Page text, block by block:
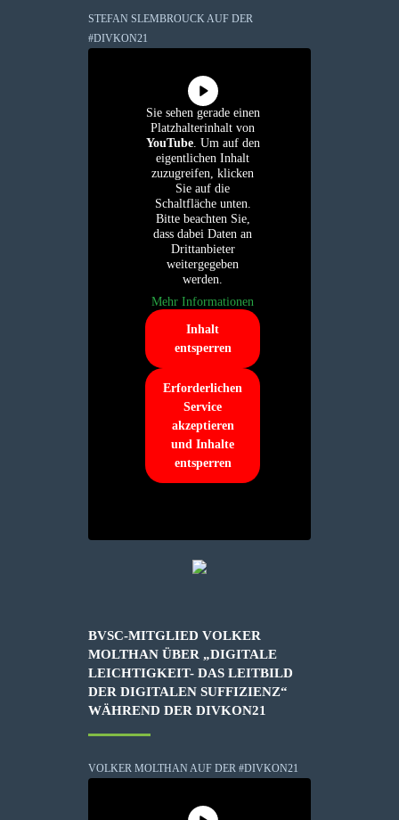
STEFAN SLEMBROUCK AUF DER
#DIVKON21
Sie sehen gerade einen
Platzhalterinhalt von
YouTube. Um auf den
eigentlichen Inhalt
zuzugreifen, klicken
Sie auf die
Schaltfläche unten.
Bitte beachten Sie,
dass dabei Daten an
Drittanbieter
weitergegeben
werden.
Mehr Informationen
Inhalt
entsperren
Erforderlichen
Service
akzeptieren
und Inhalte
entsperren
BVSC-MITGLIED VOLKER
MOLTHAN ÜBER „DIGITALE
LEICHTIGKEIT- DAS LEITBILD
DER DIGITALEN SUFFIZIENZ“
WÄHREND DER DIVKON21
VOLKER MOLTHAN AUF DER #DIVKON21